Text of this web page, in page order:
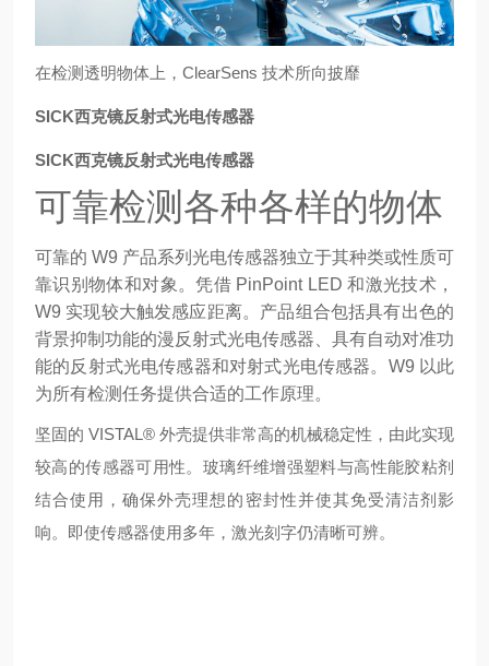
在检测透明物体上，ClearSens 技术所向披靡
SICK西克镜反射式光电传感器
SICK西克镜反射式光电传感器
可靠检测各种各样的物体
可靠的 W9 产品系列光电传感器独立于其种类或性质可
靠识别物体和对象。凭借 PinPoint LED 和激光技术，
W9 实现较大触发感应距离。产品组合包括具有出色的
背景抑制功能的漫反射式光电传感器、具有自动对准功
能的反射式光电传感器和对射式光电传感器。W9 以此
为所有检测任务提供合适的工作原理。
坚固的 VISTAL® 外壳提供非常高的机械稳定性，由此实现
较高的传感器可用性。玻璃纤维增强塑料与高性能胶粘剂
结合使用，确保外壳理想的密封性并使其免受清洁剂影
响。即使传感器使用多年，激光刻字仍清晰可辨。